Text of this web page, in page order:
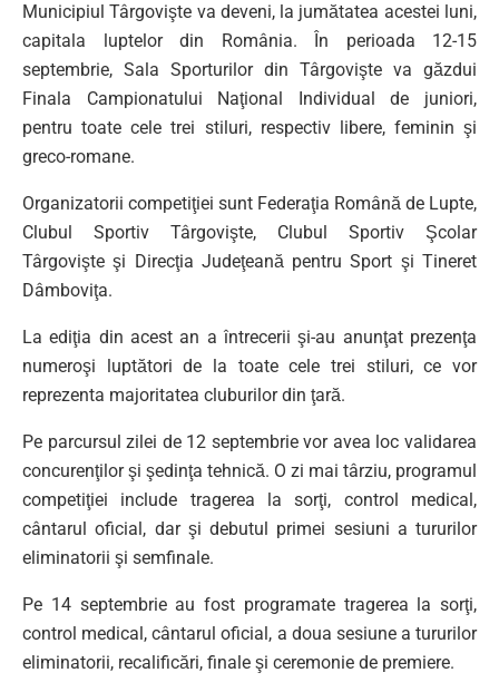
Municipiul Târgovişte va deveni, la jumătatea acestei luni,
capitala luptelor din România. În perioada 12-15
septembrie, Sala Sporturilor din Târgovişte va găzdui
Finala Campionatului Naţional Individual de juniori,
pentru toate cele trei stiluri, respectiv libere, feminin şi
greco-romane.
Organizatorii competiţiei sunt Federaţia Română de Lupte,
Clubul Sportiv Târgovişte, Clubul Sportiv Şcolar
Târgovişte şi Direcţia Judeţeană pentru Sport şi Tineret
Dâmboviţa.
La ediţia din acest an a întrecerii şi-au anunţat prezenţa
numeroşi luptători de la toate cele trei stiluri, ce vor
reprezenta majoritatea cluburilor din ţară.
Pe parcursul zilei de 12 septembrie vor avea loc validarea
concurenţilor şi şedinţa tehnică. O zi mai târziu, programul
competiţiei include tragerea la sorţi, control medical,
cântarul oficial, dar şi debutul primei sesiuni a tururilor
eliminatorii şi semfinale.
Pe 14 septembrie au fost programate tragerea la sorţi,
control medical, cântarul oficial, a doua sesiune a tururilor
eliminatorii, recalificări, finale şi ceremonie de premiere.